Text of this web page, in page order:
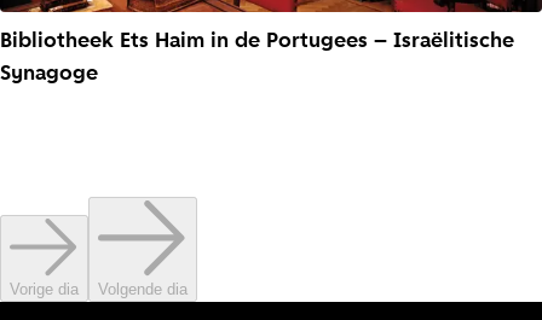
Bibliotheek Ets Haim in de Portugees – Israëlitische
Synagoge
Vorige dia Volgende dia